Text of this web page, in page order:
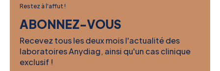
Restez à l'affut !
ABONNEZ-VOUS
Recevez tous les deux mois l'actualité des
laboratoires Anydiag, ainsi qu'un cas clinique
exclusif !